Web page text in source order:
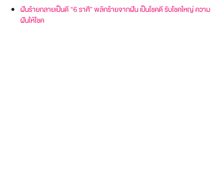
ฝันร้ายกลายเป็นดี “6 ราศี” พลิกร้ายจากฝัน เป็นโชคดี รับโชคใหญ่ ความ
ฝันให้โชค